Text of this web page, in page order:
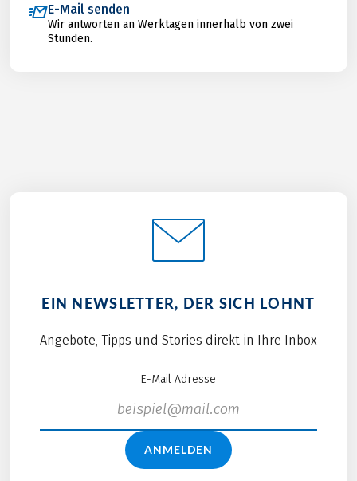
E-Mail senden
Wir antworten an Werktagen innerhalb von zwei
Stunden.
EIN NEWSLETTER, DER SICH LOHNT
Angebote, Tipps und Stories direkt in Ihre Inbox
E-Mail Adresse
ANMELDEN